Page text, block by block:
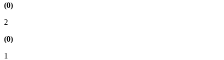
(0)
2
(0)
1